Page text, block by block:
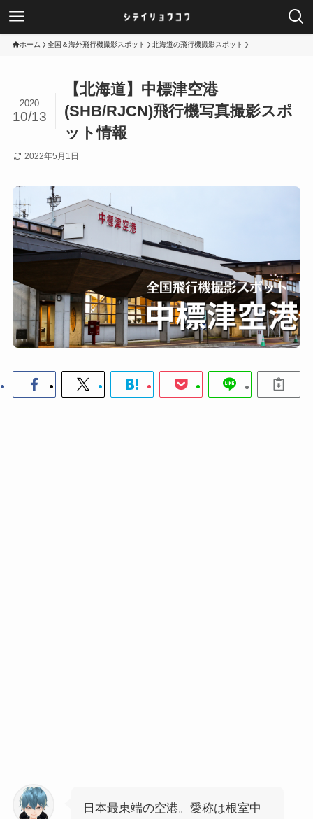
ホーム 全国＆海外飛行機撮影スポット 北海道の飛行機撮影スポット
【北海道】中標津空港
(SHB/RJCN)飛行機写真撮影スポ
ット情報
2020
10/13
2022年5月1日
日本最東端の空港。愛称は根室中